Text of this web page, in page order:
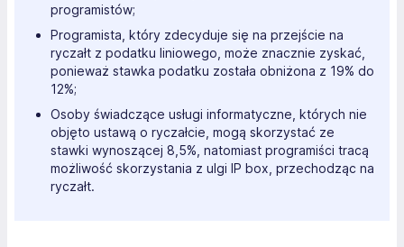
programistów;
Programista, który zdecyduje się na przejście na
ryczałt z podatku liniowego, może znacznie zyskać,
ponieważ stawka podatku została obniżona z 19% do
12%;
Osoby świadczące usługi informatyczne, których nie
objęto ustawą o ryczałcie, mogą skorzystać ze
stawki wynoszącej 8,5%, natomiast programiści tracą
możliwość skorzystania z ulgi IP box, przechodząc na
ryczałt.